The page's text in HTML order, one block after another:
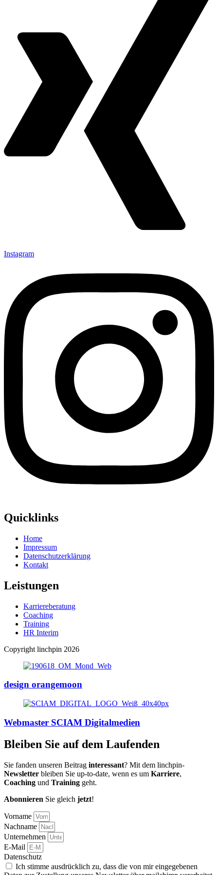
Instagram
Quicklinks
Home
Impressum
Datenschutzerklärung
Kontakt
Leistungen
Karriereberatung
Coaching
Training
HR Interim
Copyright linchpin 2026
design orangemoon
Webmaster SCIAM Digitalmedien
Bleiben Sie auf dem Laufenden
Sie fanden unseren Beitrag interessant? Mit dem linchpin-
Newsletter bleiben Sie up-to-date, wenn es um Karriere,
Coaching und Training geht.
Abonnieren Sie gleich jetzt!
Vorname
Nachname
Unternehmen
E-Mail
Datenschutz
Ich stimme ausdrücklich zu, dass die von mir eingegebenen